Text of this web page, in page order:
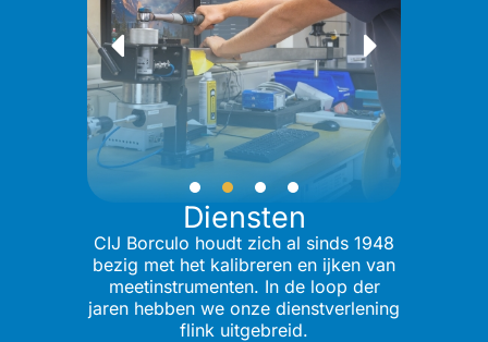
Diensten
CIJ Borculo houdt zich al sinds 1948
bezig met het kalibreren en ijken van
meetinstrumenten. In de loop der
jaren hebben we onze dienstverlening
flink uitgebreid.